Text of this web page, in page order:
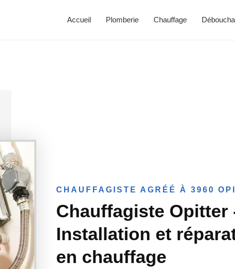
Accueil Plomberie Chauffage
CHAUFFAGISTE AGRÉÉ À 3960
Chauffagiste Opitter
Installation et
en chauffage